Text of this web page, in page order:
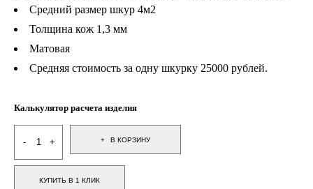
Средний размер шкур 4м2
Толщина кож 1,3 мм
Матовая
Средняя стоимость за одну шкурку 25000 рублей.
Калькулятор расчета изделия
В КОРЗИНУ
КУПИТЬ В 1 КЛИК